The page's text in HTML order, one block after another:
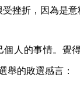
挫折，因為是意
個人的事情。覺
舉的敗選感言：